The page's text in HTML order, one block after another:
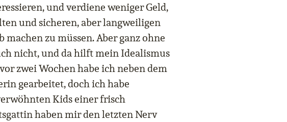
und verdiene weniger Geld,
und sicheren, aber langweiligen
zu müssen. Aber ganz ohne
nicht, und da hilft mein Idealismus
zwei Wochen habe ich neben dem
gearbeitet, doch ich habe
Kids einer frisch
haben mir den letzten Nerv